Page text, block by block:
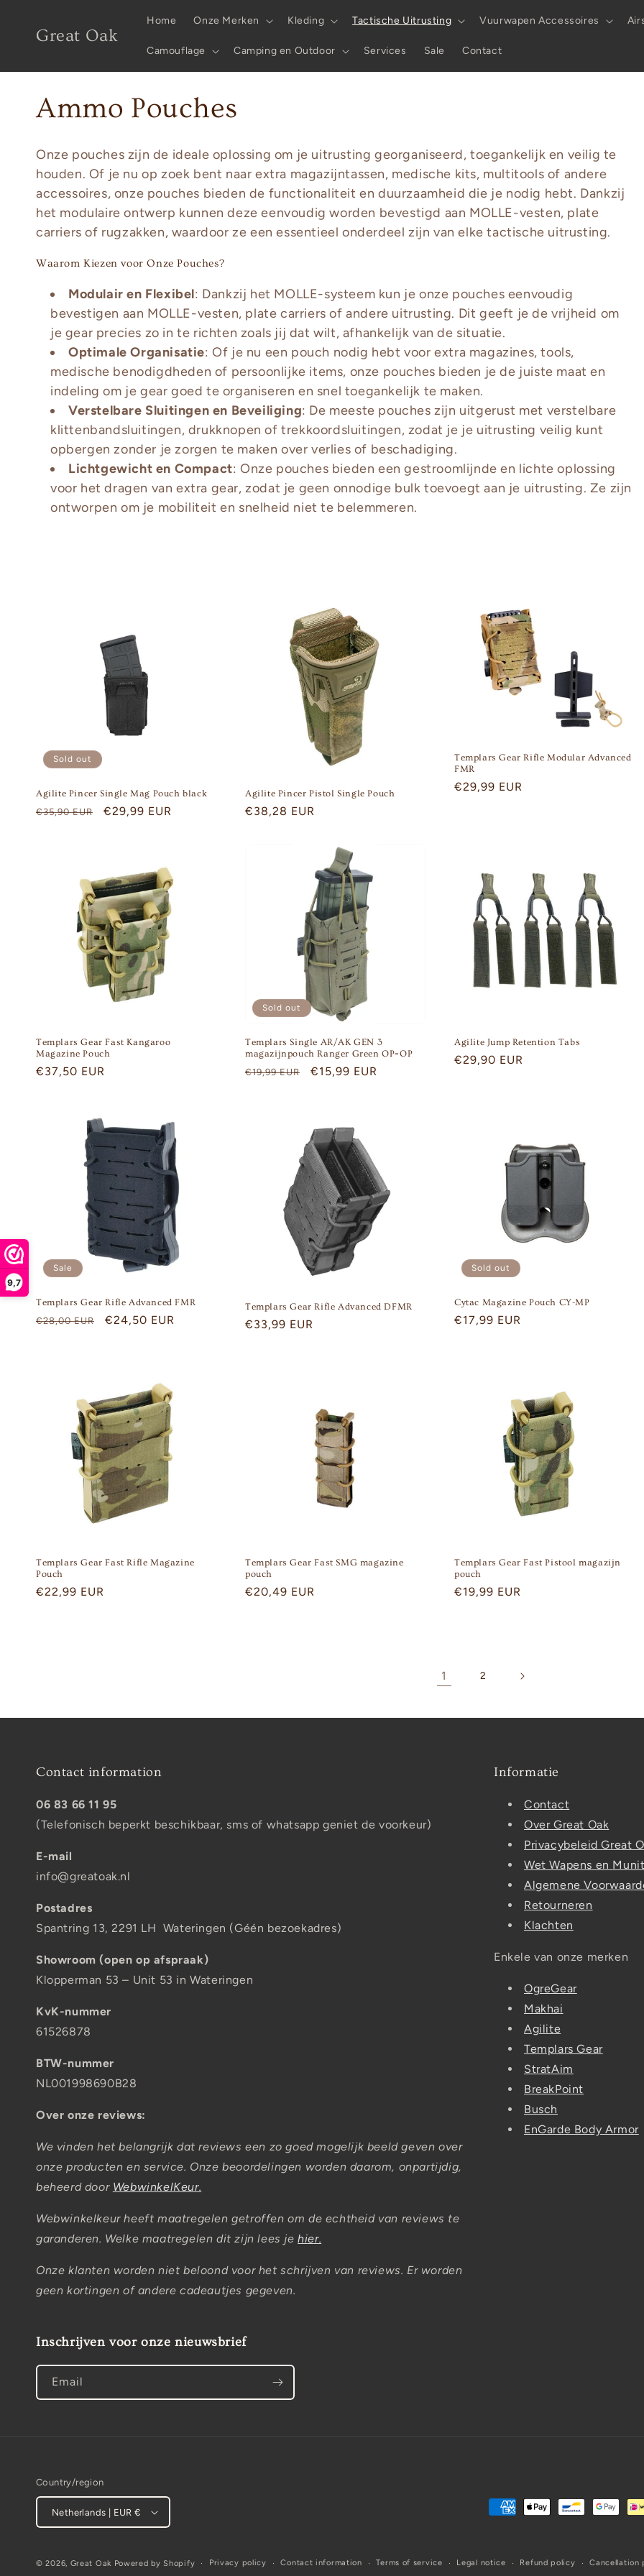
9,7
Great Oak
Home Onze Merken Kleding Tactische Uitrusting Vuurwapen Accessoires
Camouflage Camping en Outdoor Services Sale Contact
C
o
l
l
e
o
n
Ammo Pouches
Onze pouches zijn de ideale oplossing om je uitrusting georganiseerd, toegankelijk en veilig te
houden. Of je nu op zoek bent naar extra magazijntassen, medische kits, multitools of andere
accessoires, onze pouches bieden de functionaliteit en duurzaamheid die je nodig hebt. Dankzij
het modulaire ontwerp kunnen deze eenvoudig worden bevestigd aan MOLLE-vesten, plate
carriers of rugzakken, waardoor ze een essentieel onderdeel zijn van elke tactische uitrusting.
Waarom Kiezen voor Onze Pouches?
Modulair en Flexibel: Dankzij het MOLLE-systeem kun je onze pouches eenvoudig
bevestigen aan MOLLE-vesten, plate carriers of andere uitrusting. Dit geeft je de vrijheid om
je gear precies zo in te richten zoals jij dat wilt, afhankelijk van de situatie.
Optimale Organisatie: Of je nu een pouch nodig hebt voor extra magazines, tools,
medische benodigdheden of persoonlijke items, onze pouches bieden je de juiste maat en
indeling om je gear goed te organiseren en snel toegankelijk te maken.
Verstelbare Sluitingen en Beveiliging: De meeste pouches zijn uitgerust met verstelbare
klittenbandsluitingen, drukknopen of trekkoordsluitingen, zodat je je uitrusting veilig kunt
opbergen zonder je zorgen te maken over verlies of beschadiging.
Lichtgewicht en Compact: Onze pouches bieden een gestroomlijnde en lichte oplossing
voor het dragen van extra gear, zodat je geen onnodige bulk toevoegt aan je uitrusting. Ze zijn
ontworpen om je mobiliteit en snelheid niet te belemmeren.
Sold out
Agilite Pincer Single Mag Pouch black
Regular
€35,90 EUR
Sale
€29,99 EUR
Agilite Pincer Pistol Single Pouch
Regular
€38,28 EUR
Templars Gear Rifle Modular Advanced
FMR
Regular
€29,99 EUR
Templars Gear Fast Kangaroo
Magazine Pouch
Regular
€37,50 EUR
Sold out
Templars Single AR/AK GEN 3
magazijnpouch Ranger Green OP=OP
Regular
€19,99 EUR
Sale
€15,99 EUR
Agilite Jump Retention Tabs
Regular
€29,90 EUR
Sale
Templars Gear Rifle Advanced FMR
Regular
€28,00 EUR
Sale
€24,50 EUR
Templars Gear Rifle Advanced DFMR
Regular
€33,99 EUR
Sold out
Cytac Magazine Pouch CY-MP
Regular
€17,99 EUR
Templars Gear Fast Rifle Magazine
Pouch
Regular
€22,99 EUR
Templars Gear Fast SMG magazine
pouch
Regular
€20,49 EUR
Templars Gear Fast Pistool magazijn
pouch
Regular
€19,99 EUR
1 2
Contact information
06 83 66 11 95
(Telefonisch beperkt beschikbaar, sms of whatsapp geniet de voorkeur)
E-mail
info@greatoak.nl
Postadres
Spantring 13, 2291 LH Wateringen (Géén bezoekadres)
Showroom (open op afspraak)
Klopperman 53 – Unit 53 in Wateringen
KvK-nummer
61526878
BTW-nummer
NL001998690B28
Over onze reviews:
We vinden het belangrijk dat reviews een zo goed mogelijk beeld geven over
onze producten en service. Onze beoordelingen worden daarom, onpartijdig,
beheerd door WebwinkelKeur.
Webwinkelkeur heeft maatregelen getroffen om de echtheid van reviews te
garanderen. Welke maatregelen dit zijn lees jehier.
Onze klanten worden niet beloond voor het schrijven van reviews. Er worden
geen kortingen of andere cadeautjes gegeven.
Informatie
Contact
Over Great Oak
Privacybeleid Great
Wet Wapens en
Algemene
Retourneren
Klachten
Enkele van onze merken
OgreGear
Makhai
Agilite
Templars Gear
StratAim
BreakPoint
Busch
EnGarde Body Armor
Inschrijven voor onze nieuwsbrief
Email
Country/region
Netherlands | EUR €
Payment
© 2026, Great Oak Powered by Shopify Privacy policy Contact information Terms of service Legal notice Refund policy Cancellation